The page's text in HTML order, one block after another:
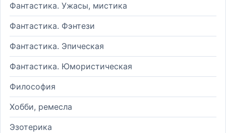
Фантастика. Ужасы, мистика
Фантастика. Фэнтези
Фантастика. Эпическая
Фантастика. Юмористическая
Философия
Хобби, ремесла
Эзотерика